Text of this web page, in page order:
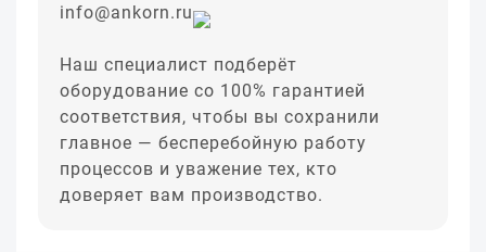
info@ankorn.ru
Наш специалист подберёт
оборудование со 100% гарантией
соответствия, чтобы вы сохранили
главное — бесперебойную работу
процессов и уважение тех, кто
доверяет вам производство.